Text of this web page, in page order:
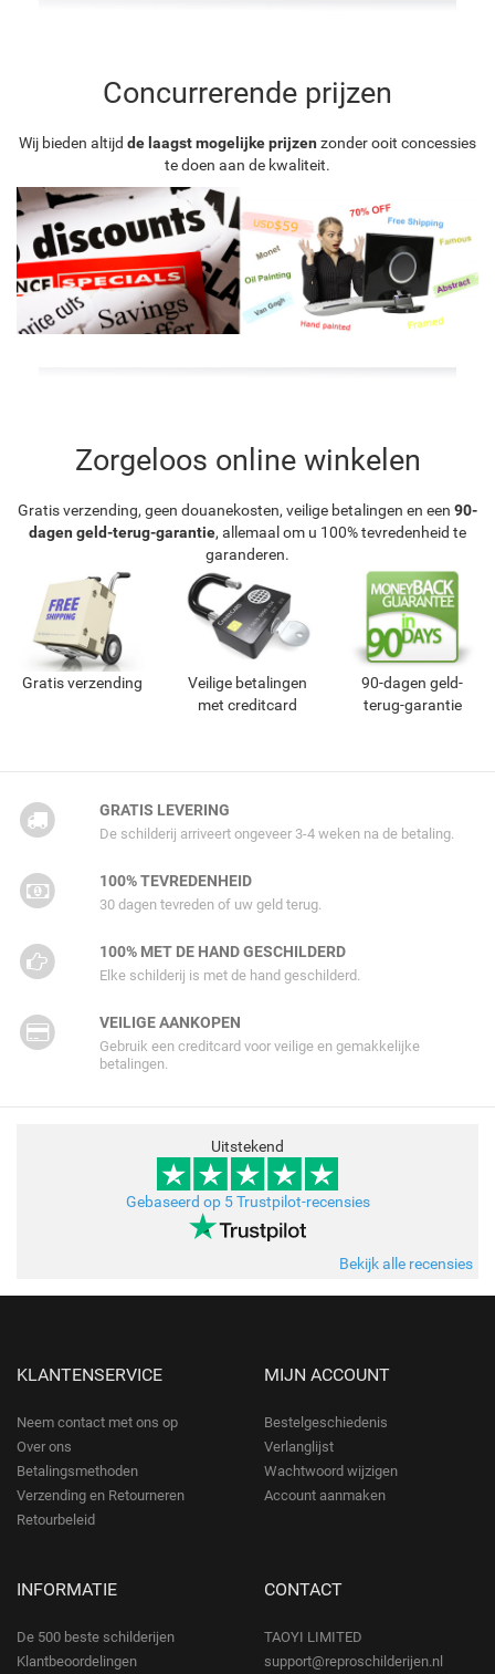
Concurrerende prijzen
Wij bieden altijd de laagst mogelijke prijzen zonder ooit concessies
te doen aan de kwaliteit.
Zorgeloos online winkelen
Gratis verzending, geen douanekosten, veilige betalingen en een 90-
dagen geld-terug-garantie, allemaal om u 100% tevredenheid te
garanderen.
Gratis verzending
Veilige betalingen
met creditcard
90-dagen geld-
terug-garantie
GRATIS LEVERING
De schilderij arriveert ongeveer 3-4 weken na de betaling.
100% TEVREDENHEID
30 dagen tevreden of uw geld terug.
100% MET DE HAND GESCHILDERD
Elke schilderij is met de hand geschilderd.
VEILIGE AANKOPEN
Gebruik een creditcard voor veilige en gemakkelijke
betalingen.
Uitstekend
Gebaseerd op 5 Trustpilot-recensies
Bekijk alle recensies
KLANTENSERVICE
Neem contact met ons op
Over ons
Betalingsmethoden
Verzending en Retourneren
Retourbeleid
MIJN ACCOUNT
Bestelgeschiedenis
Verlanglijst
Wachtwoord wijzigen
Account aanmaken
INFORMATIE
De 500 beste schilderijen
Klantbeoordelingen
CONTACT
TAOYI LIMITED
support@reproschilderijen.nl